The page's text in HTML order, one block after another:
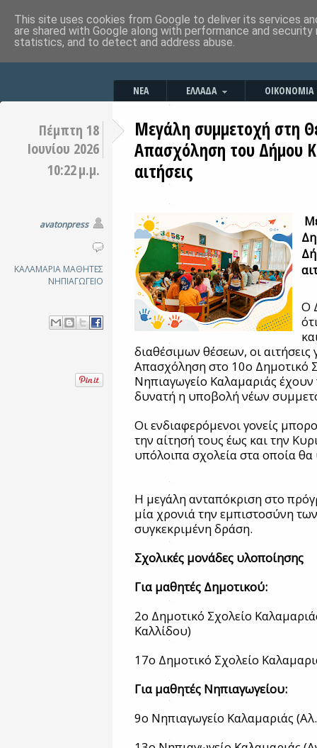
ΝΕΑ ΕΛΛΑΔΑ ΟΙΚΟΝΟΜΙΑ
Πέμπτη 18
Ιουνίου 2026
10:22 μ.μ.
avatonpress
ΚΑΛΑΜΑΡΙΑ ΜΑΘΗΤΕΣ
ΝΗΠΙΑΓΩΓΕΙΟ
Μεγάλη συμμετοχή στη
Απασχόληση του Δήμου
αιτήσεις
Ο
διαθέσιμων θέσεων, οι
Απασχόληση στο 10ο Δημοτικό
Νηπιαγωγείο Καλαμαριάς έχουν
δυνατή η υποβολή νέων
Οι ενδιαφερόμενοι γονείς
την αίτησή τους έως και την
υπόλοιπα σχολεία στα οποία
Η μεγάλη ανταπόκριση στο
μία χρονιά την εμπιστοσύνη
συγκεκριμένη δράση.
Σχολικές μονάδες υλοποίησης
Για μαθητές Δημοτικού:
2ο Δημοτικό Σχολείο
Καλλίδου)
17ο Δημοτικό Σχολείο
Για μαθητές Νηπιαγωγείου:
9ο Νηπιαγωγείο Καλαμαριάς
This site uses cookies from Google to deliver its services
are shared with Google along with performance and
statistics, and to detect and address abuse.